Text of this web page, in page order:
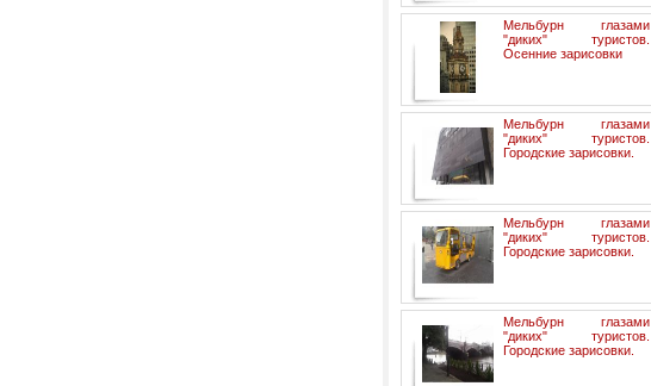
Мельбурн глазами
"диких" туристов.
Осенние зарисовки
Мельбурн глазами
"диких" туристов.
Городские зарисовки.
Мельбурн глазами
"диких" туристов.
Городские зарисовки.
Мельбурн глазами
"диких" туристов.
Городские зарисовки.